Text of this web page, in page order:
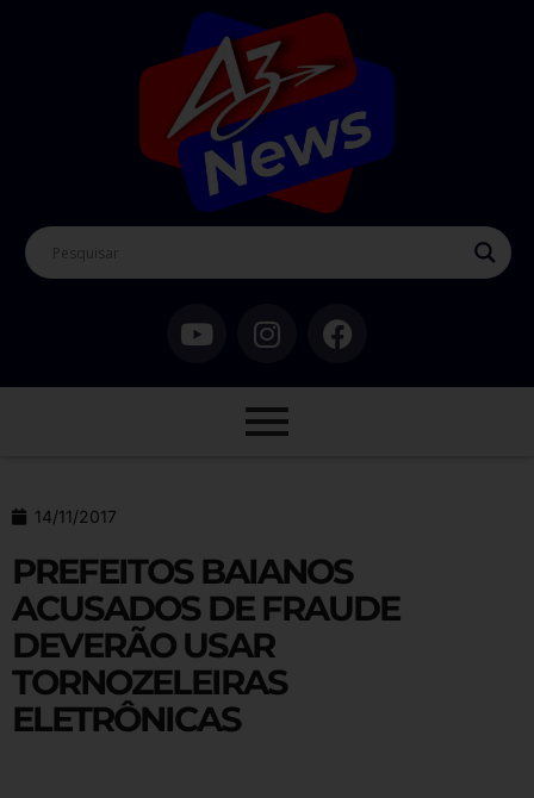
14/11/2017
PREFEITOS BAIANOS
ACUSADOS DE FRAUDE
DEVERÃO USAR
TORNOZELEIRAS
ELETRÔNICAS